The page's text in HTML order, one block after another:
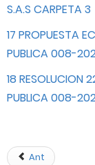
S.A.S CARPETA 3
17 PROPUESTA
PUBLICA 008-
18 RESOLUCION
PUBLICA 008-
Ant